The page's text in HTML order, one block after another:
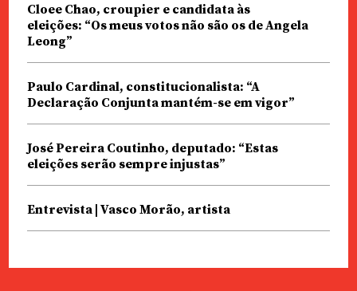
Cloee Chao, croupier e candidata às
eleições: “Os meus votos não são os de Angela
Leong”
Paulo Cardinal, constitucionalista: “A
Declaração Conjunta mantém-se em vigor”
José Pereira Coutinho, deputado: “Estas
eleições serão sempre injustas”
Entrevista | Vasco Morão, artista